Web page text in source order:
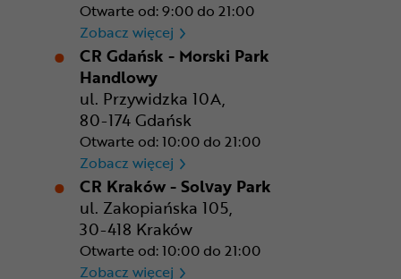
Otwarte od: 9:00 do 21:00
Zobacz więcej CR Bydgoszcz - Comfy Park
CR Gdańsk - Morski Park
Handlowy
ul. Przywidzka 10A,
80-174 Gdańsk
Otwarte od: 10:00 do 21:00
Zobacz więcej CR Gdańsk - Morski Park
CR Kraków - Solvay Park
ul. Zakopiańska 105,
30-418 Kraków
Otwarte od: 10:00 do 21:00
Zobacz więcej CR Kraków - Solvay Park